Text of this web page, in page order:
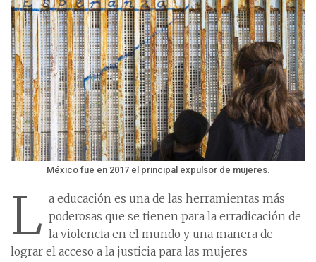
México fue en 2017 el principal expulsor de mujeres.
L a educación es una de las herramientas más
poderosas que se tienen para la erradicación de
la violencia en el mundo y una manera de
lograr el acceso a la justicia para las mujeres